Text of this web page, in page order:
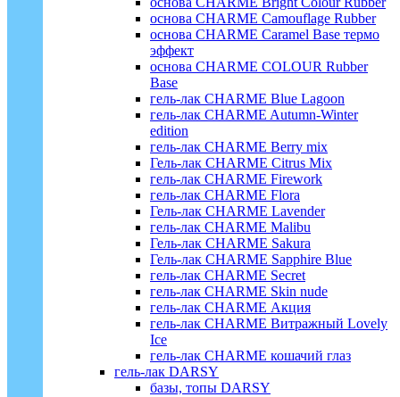
основа CHARME Camouflage Rubber
основа CHARME Caramel Base термо
эффект
основа CHARME COLOUR Rubber
Base
гель-лак CHARME Blue Lagoon
гель-лак CHARME Autumn-Winter
edition
гель-лак CHARME Berry mix
Гель-лак CHARME Citrus Mix
гель-лак CHARME Firework
гель-лак CHARME Flora
Гель-лак CHARME Lavender
гель-лак CHARME Malibu
Гель-лак CHARME Sakura
Гель-лак CHARME Sapphire Blue
гель-лак CHARME Secret
гель-лак CHARME Skin nude
гель-лак CHARME Акция
гель-лак CHARME Витражный Lovely
Ice
гель-лак CHARME кошачий глаз
гель-лак DARSY
базы, топы DARSY